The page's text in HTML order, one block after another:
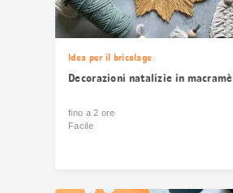
Idea per il bricolage
Decorazioni natalizie in macramè
fino a 2 ore
Facile